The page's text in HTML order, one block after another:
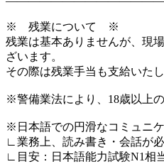
※ 残業について ※
残業は基本ありませんが、現
ざいます。
その際は残業手当も支給いた
※警備業法により、18歳以上
※日本語での円滑なコミュニ
∟業務上、読み書き・会話が必
∟目安：日本語能力試験N1相